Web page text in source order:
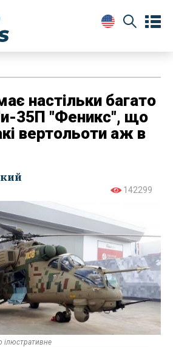
настільки багато
35П "Феникс", що
вертольоти аж в
142299
ілюстративне